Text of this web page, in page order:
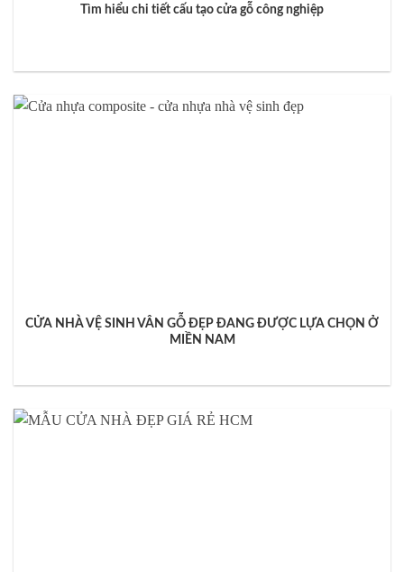
Tìm hiểu chi tiết cấu tạo cửa gỗ công nghiệp
CỬA NHÀ VỆ SINH VÂN GỖ ĐẸP ĐANG ĐƯỢC LỰA CHỌN Ở
MIỀN NAM